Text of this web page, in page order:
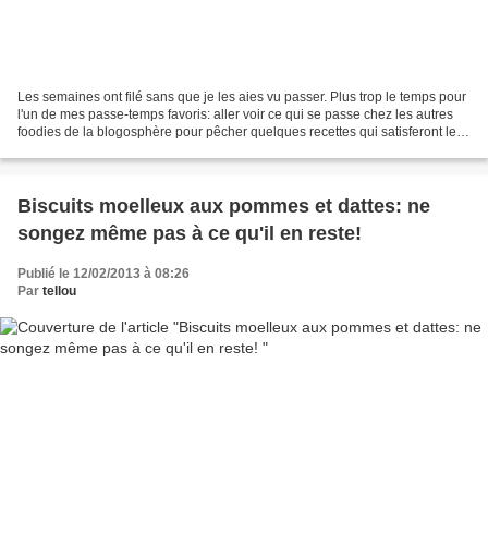
Les semaines ont filé sans que je les aies vu passer. Plus trop le temps pour
l'un de mes passe-temps favoris: aller voir ce qui se passe chez les autres
foodies de la blogosphère pour pêcher quelques recettes qui satisferont les
Biscuits moelleux aux pommes et dattes: ne
songez même pas à ce qu'il en reste!
Publié le 12/02/2013 à 08:26
Par tellou